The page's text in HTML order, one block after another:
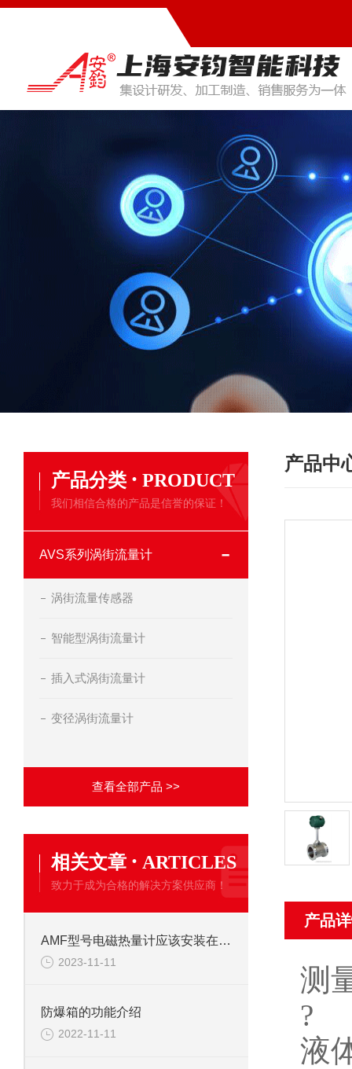
产品分类 · PRODUCT
我们相信合格的产品是信誉的保证！
AVS系列涡街流量计
涡街流量传感器
智能型涡街流量计
插入式涡街流量计
变径涡街流量计
查看全部产品 >>
相关文章 · ARTICLES
致力于成为合格的解决方案供应商！
AMF型号电磁热量计应该安装在供水还是回水管道
2023-11-11
防爆箱的功能介绍
2022-11-11
产品中
产品
测
?
液